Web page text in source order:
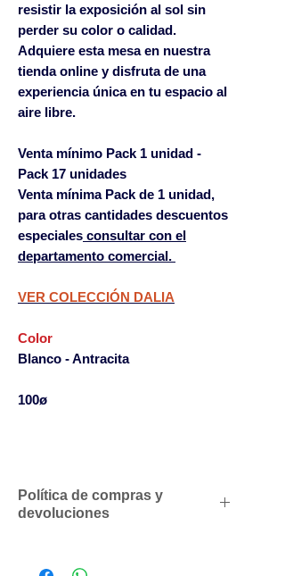
resistir la exposición al sol sin
perder su color o calidad.
Adquiere esta mesa en nuestra
tienda online y disfruta de una
experiencia única en tu espacio al
aire libre.
Venta mínimo Pack 1 unidad -
Pack 17 unidades
Venta mínima Pack de 1 unidad,
para otras cantidades descuentos
especiales consultar con el
departamento comercial.
VER COLECCIÓN DALIA
Color
Blanco - Antracita
100ø
Política de compras y
devoluciones
profesionales según volumen